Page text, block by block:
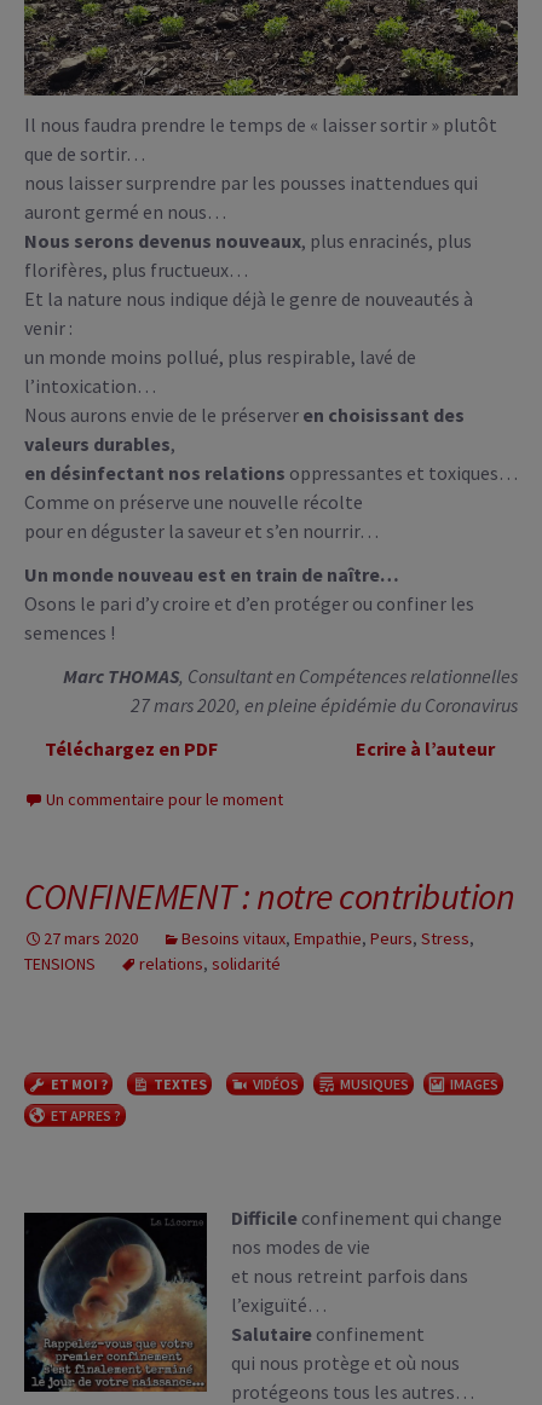
Il nous faudra prendre le temps de « laisser sortir » plutôt
que de sortir…
nous laisser surprendre par les pousses inattendues qui
auront germé en nous…
Nous serons devenus nouveaux, plus enracinés, plus
florifères, plus fructueux…
Et la nature nous indique déjà le genre de nouveautés à
venir :
un monde moins pollué, plus respirable, lavé de
l’intoxication…
Nous aurons envie de le préserver en choisissant des
valeurs durables,
en désinfectant nos relations oppressantes et toxiques…
Comme on préserve une nouvelle récolte
pour en déguster la saveur et s’en nourrir…
Un monde nouveau est en train de naître…
Osons le pari d’y croire et d’en protéger ou confiner les
semences !
Marc THOMAS, Consultant en Compétences relationnelles
27 mars 2020, en pleine épidémie du Coronavirus
Téléchargez en PDF
Ecrire à l’auteur
Un commentaire pour le moment
CONFINEMENT : notre contribution
27 mars 2020 Besoins vitaux, Empathie, Peurs, Stress,
TENSIONS
relations, solidarité
ET MOI ? TEXTES VIDÉOS MUSIQUES
IMAGES
ET APRES ?
Difficile confinement qui change
nos modes de vie
et nous retreint parfois dans
l’exiguïté…
Salutaire confinement
qui nous protège et où nous
protégeons tous les autres…